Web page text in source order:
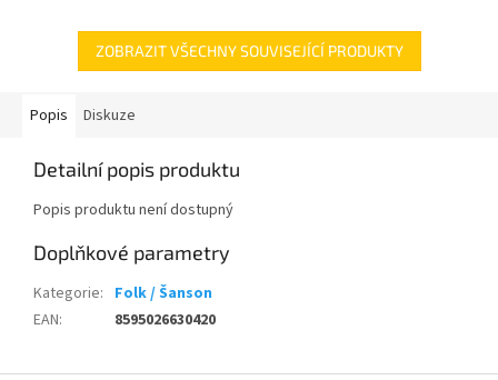
ZOBRAZIT VŠECHNY SOUVISEJÍCÍ PRODUKTY
Popis Diskuze
Detailní popis produktu
Popis produktu není dostupný
Doplňkové parametry
Kategorie: Folk / Šanson
EAN: 8595026630420